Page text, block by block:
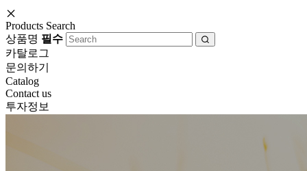
Products Search
상품명 필수
카탈로그
문의하기
Catalog
Contact us
투자정보